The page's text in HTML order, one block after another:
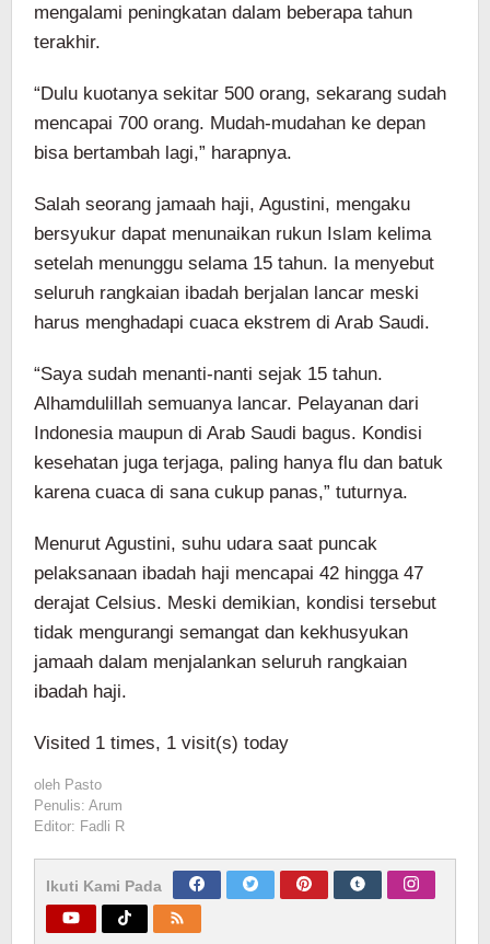
mengalami peningkatan dalam beberapa tahun
terakhir.
“Dulu kuotanya sekitar 500 orang, sekarang sudah
mencapai 700 orang. Mudah-mudahan ke depan
bisa bertambah lagi,” harapnya.
Salah seorang jamaah haji, Agustini, mengaku
bersyukur dapat menunaikan rukun Islam kelima
setelah menunggu selama 15 tahun. Ia menyebut
seluruh rangkaian ibadah berjalan lancar meski
harus menghadapi cuaca ekstrem di Arab Saudi.
“Saya sudah menanti-nanti sejak 15 tahun.
Alhamdulillah semuanya lancar. Pelayanan dari
Indonesia maupun di Arab Saudi bagus. Kondisi
kesehatan juga terjaga, paling hanya flu dan batuk
karena cuaca di sana cukup panas,” tuturnya.
Menurut Agustini, suhu udara saat puncak
pelaksanaan ibadah haji mencapai 42 hingga 47
derajat Celsius. Meski demikian, kondisi tersebut
tidak mengurangi semangat dan kekhusyukan
jamaah dalam menjalankan seluruh rangkaian
ibadah haji.
Visited 1 times, 1 visit(s) today
oleh Pasto
Penulis: Arum
Editor: Fadli R
Ikuti Kami Pada